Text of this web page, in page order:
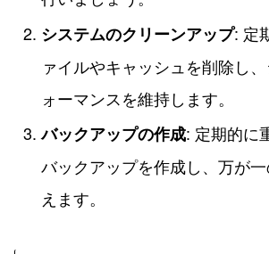
システムのクリーンアップ: 定
ァイルやキャッシュを削除し
ォーマンスを維持します。
バックアップの作成: 定期的に
バックアップを作成し、万が
えます。